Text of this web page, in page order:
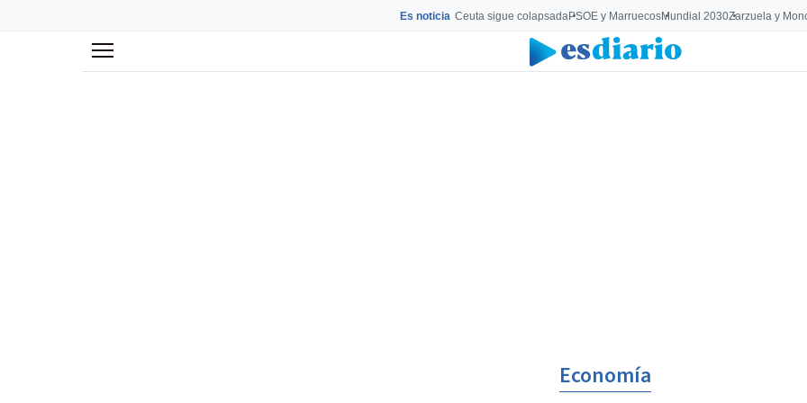
Es noticia Ceuta sigue colapsadaPSOE y MarruecosMundial 2030Zarzuela y
Menú
Economía